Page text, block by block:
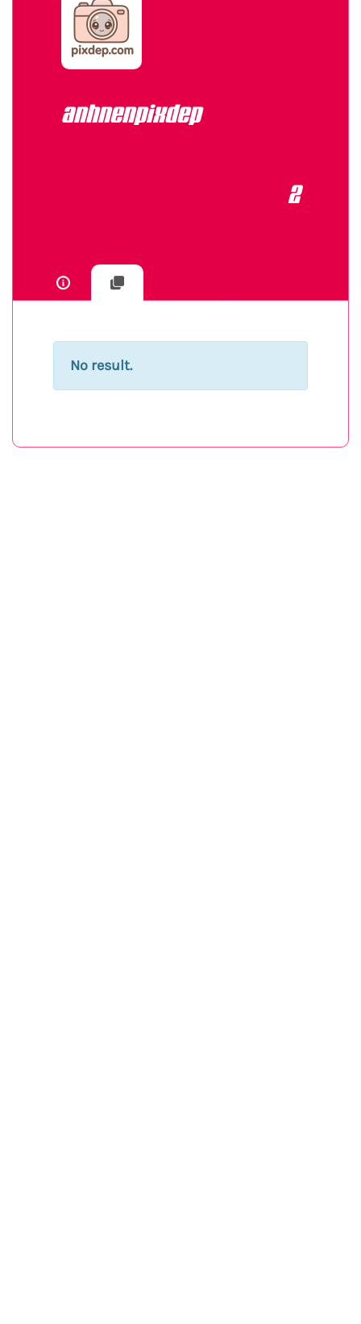
anhnenpixdep
2
No result.